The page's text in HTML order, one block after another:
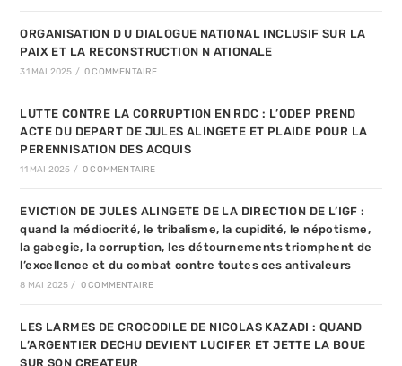
ORGANISATION D U DIALOGUE NATIONAL INCLUSIF SUR LA
PAIX ET LA RECONSTRUCTION N ATIONALE
31 MAI 2025 / 0 COMMENTAIRE
LUTTE CONTRE LA CORRUPTION EN RDC : L’ODEP PREND
ACTE DU DEPART DE JULES ALINGETE ET PLAIDE POUR LA
PERENNISATION DES ACQUIS
11 MAI 2025 / 0 COMMENTAIRE
EVICTION DE JULES ALINGETE DE LA DIRECTION DE L’IGF :
quand la médiocrité, le tribalisme, la cupidité, le népotisme,
la gabegie, la corruption, les détournements triomphent de
l’excellence et du combat contre toutes ces antivaleurs
8 MAI 2025 / 0 COMMENTAIRE
LES LARMES DE CROCODILE DE NICOLAS KAZADI : QUAND
L’ARGENTIER DECHU DEVIENT LUCIFER ET JETTE LA BOUE
SUR SON CREATEUR